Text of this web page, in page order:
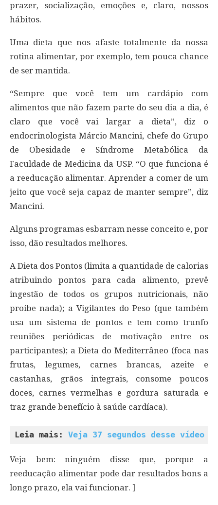
prazer, socialização, emoções e, claro, nossos
hábitos.
Uma dieta que nos afaste totalmente da nossa
rotina alimentar, por exemplo, tem pouca chance
de ser mantida.
“Sempre que você tem um cardápio com
alimentos que não fazem parte do seu dia a dia, é
claro que você vai largar a dieta”, diz o
endocrinologista Márcio Mancini, chefe do Grupo
de Obesidade e Síndrome Metabólica da
Faculdade de Medicina da USP. “O que funciona é
a reeducação alimentar. Aprender a comer de um
jeito que você seja capaz de manter sempre”, diz
Mancini.
Alguns programas esbarram nesse conceito e, por
isso, dão resultados melhores.
A Dieta dos Pontos (limita a quantidade de calorias
atribuindo pontos para cada alimento, prevê
ingestão de todos os grupos nutricionais, não
proíbe nada); a Vigilantes do Peso (que também
usa um sistema de pontos e tem como trunfo
reuniões periódicas de motivação entre os
participantes); a Dieta do Mediterrâneo (foca nas
frutas, legumes, carnes brancas, azeite e
castanhas, grãos integrais, consome poucos
doces, carnes vermelhas e gordura saturada e
traz grande benefício à saúde cardíaca).
Leia mais: Veja 37 segundos desse vídeo
Veja bem: ninguém disse que, porque a
reeducação alimentar pode dar resultados bons a
longo prazo, ela vai funcionar. ]